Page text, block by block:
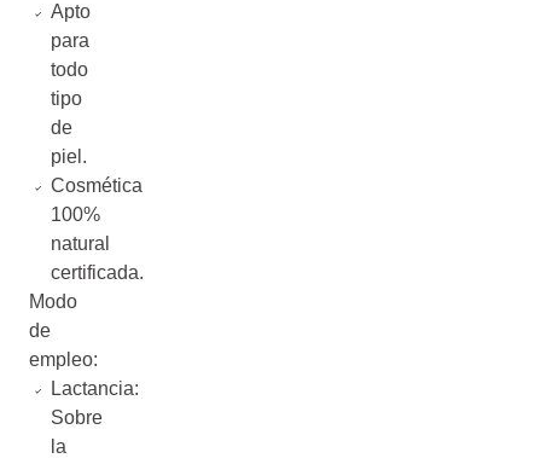
Apto
para
todo
tipo
de
piel.
Cosmética
100%
natural
certificada.
Modo
de
empleo:
Lactancia:
Sobre
la